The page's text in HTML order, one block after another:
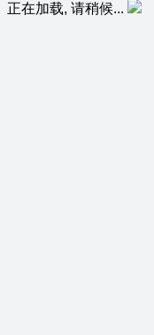
正在加载, 请稍候...